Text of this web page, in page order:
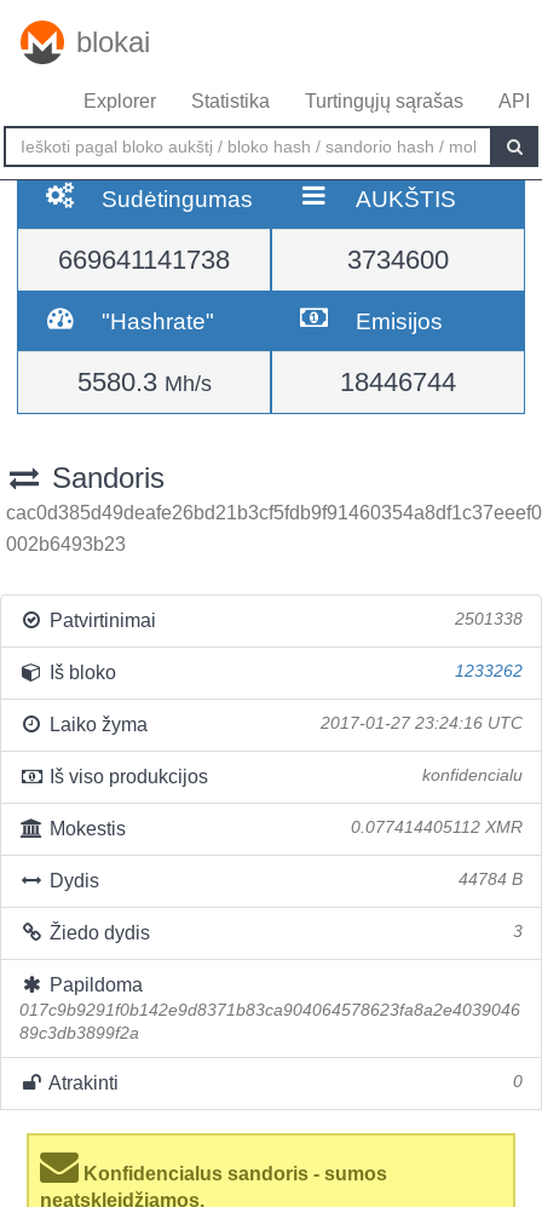
blokai
Explorer Statistika Turtingųjų sąrašas API
Sudėtingumas
669641141738
AUKŠTIS
3734600
"Hashrate"
5580.3 Mh/s
Emisijos
18446744
Sandoris
cac0d385d49deafe26bd21b3cf5fdb9f91460354a8df1c37eeef0
002b6493b23
Patvirtinimai 2501338
Iš bloko 1233262
Laiko žyma 2017-01-27 23:24:16 UTC
Iš viso produkcijos konfidencialu
Mokestis 0.077414405112 XMR
Dydis 44784 B
Žiedo dydis 3
Papildoma
017c9b9291f0b142e9d8371b83ca904064578623fa8a2e4039046
89c3db3899f2a
Atrakinti 0
Konfidencialus sandoris - sumos
neatskleidžiamos.